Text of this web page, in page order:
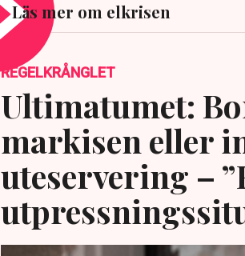
Läs mer om elkrisen
REGELKRÅNGLET
Ultimatumet:
markisen eller
uteservering –